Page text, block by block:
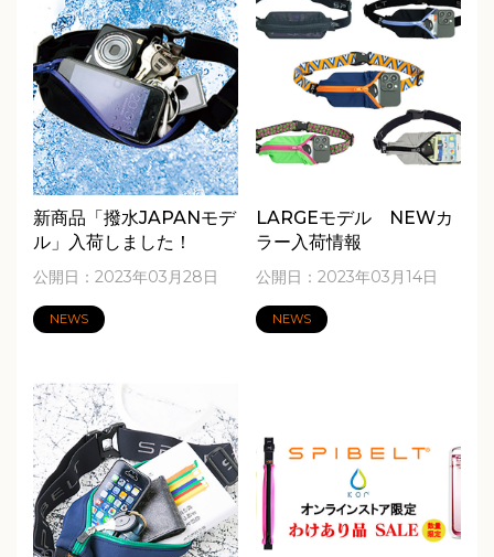
新商品「撥水JAPANモデ
ル」入荷しました！
公開日：2023年03月28日
NEWS
LARGEモデル NEWカ
ラー入荷情報
公開日：2023年03月14日
NEWS